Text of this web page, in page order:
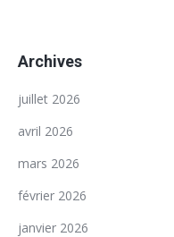
Archives
juillet 2026
avril 2026
mars 2026
février 2026
janvier 2026